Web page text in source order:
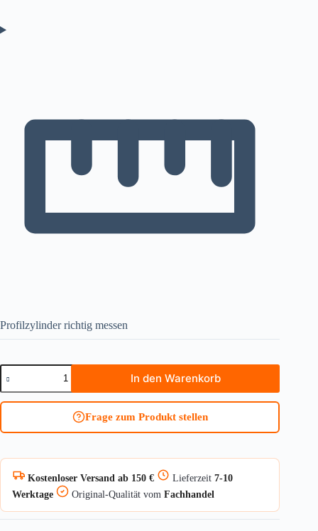
Profilzylinder richtig messen
Zahlenschloss
165/40
Lock-
Tag
Set
In den Warenkorb
Frage zum Produkt stellen
Kostenloser Versand ab 150 € Lieferzeit 7-10
Werktage
Original-Qualität vom Fachhandel